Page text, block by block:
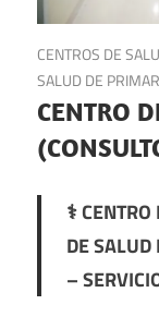
7 de julio de 2025
CENTROS DE
SALUD DE
CENTRO
⚕️
DE
–